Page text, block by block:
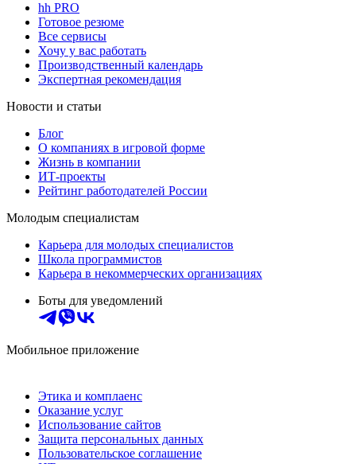
hh PRO
Готовое резюме
Все сервисы
Хочу у вас работать
Производственный календарь
Экспертная рекомендация
Новости и статьи
Блог
О компаниях в игровой форме
Жизнь в компании
ИТ-проекты
Рейтинг работодателей России
Молодым специалистам
Карьера для молодых специалистов
Школа программистов
Карьера в некоммерческих организациях
Боты для уведомлений
Мобильное приложение
Этика и комплаенс
Оказание услуг
Использование сайтов
Защита персональных данных
Пользовательское соглашение